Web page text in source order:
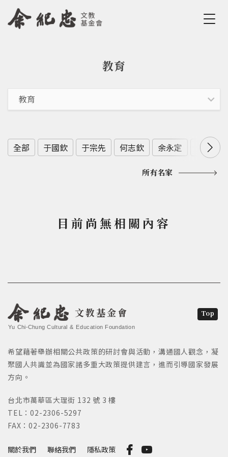
Jump to Navigation
Jump to Main content
教育
全部 于國欽 于宗先 何志欽 余永定 余範英
所有名家
目前尚無相關內容
文教基金會
Yu Chi-Chung Cultural & Education Foundation
關於我們 聯絡我們 隱私政策
希望藉著舉辦相關公共政策的研討會與活動，溝通國人觀念，凝
聚國人共識並為國家諸多重大政策提供建言，進而引導國家發展
方向。
台北市萬華區大理街 132 號 3 樓
TEL：02-2306-5297
FAX：02-2306-7783
Top